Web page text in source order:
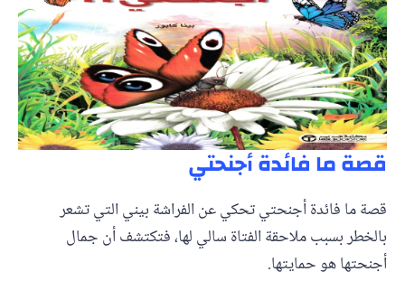
قصة ما فائدة أجنحتي
قصة ما فائدة أجنحتي تحكي عن الفراشة بيني التي تشعر
بالخطر بسبب ملاحقة الفتاة سالي لها، فتكتشف أن جمال
أجنحتها هو حمايتها.